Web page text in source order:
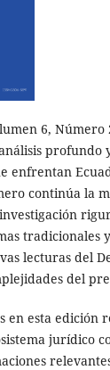
6,
profundo
enfrentan
continúa la
tradicionales
lecturas del
del
en esta edición
jurídico